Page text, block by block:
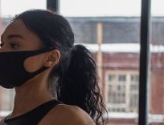
Crossfit Fitness